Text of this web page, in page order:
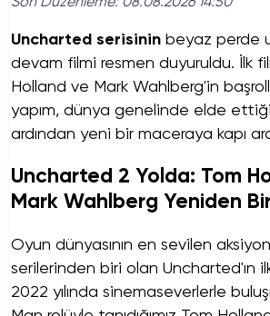
Uncharted serisinin beyaz perde
devam filmi resmen duyuruldu. İlk
Holland ve Mark Wahlberg'in
yapım, dünya genelinde elde ettiği
ardından yeni bir maceraya kapı
Uncharted 2 Yolda: Tom
Mark Wahlberg Yeniden
Oyun dünyasının en sevilen
serilerinden biri olan Uncharted'ın
2022 yılında sinemaseverlerle